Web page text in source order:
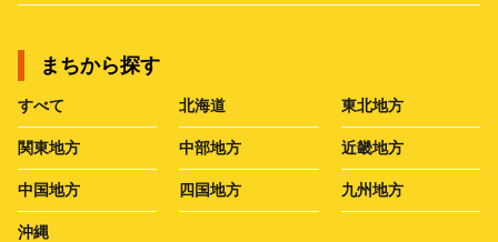
まちから探す
すべて 北海道 東北地方
関東地方 中部地方 近畿地方
中国地方 四国地方 九州地方
沖縄